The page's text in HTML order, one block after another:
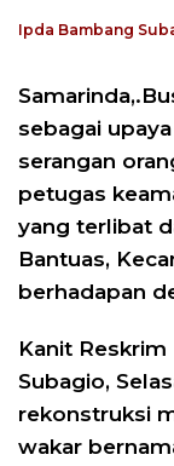
Ipda Bambang
sebagai
serangan
petugas
yang terlibat
Bantuas,
berhadapan
Kanit
Subagio,
rekonstruksi
wakar